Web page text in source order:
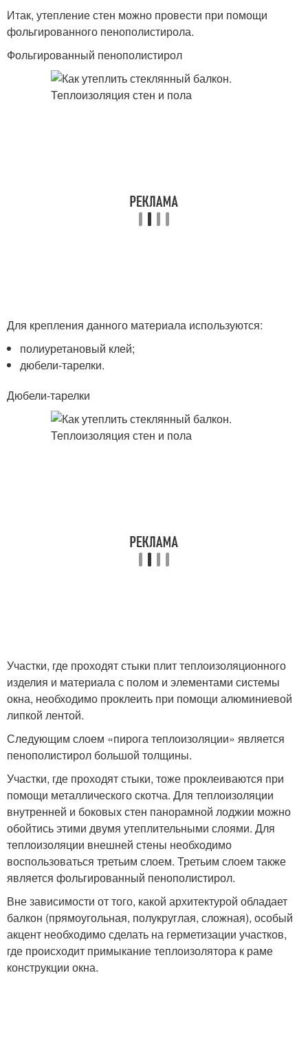
Итак, утепление стен можно провести при помощи
фольгированного пенополистирола.
Фольгированный пенополистирол
Для крепления данного материала используются:
полиуретановый клей;
дюбели-тарелки.
Дюбели-тарелки
Участки, где проходят стыки плит теплоизоляционного
изделия и материала с полом и элементами системы
окна, необходимо проклеить при помощи алюминиевой
липкой лентой.
Следующим слоем «пирога теплоизоляции» является
пенополистирол большой толщины.
Участки, где проходят стыки, тоже проклеиваются при
помощи металлического скотча. Для теплоизоляции
внутренней и боковых стен панорамной лоджии можно
обойтись этими двумя утеплительными слоями. Для
теплоизоляции внешней стены необходимо
воспользоваться третьим слоем. Третьим слоем также
является фольгированный пенополистирол.
Вне зависимости от того, какой архитектурой обладает
балкон (прямоугольная, полукруглая, сложная), особый
акцент необходимо сделать на герметизации участков,
где происходит примыкание теплоизолятора к раме
конструкции окна.